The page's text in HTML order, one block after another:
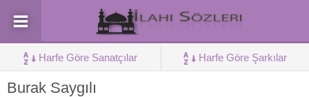
Harfe Göre Sanatçılar Harfe Göre Şarkılar
Burak Saygılı